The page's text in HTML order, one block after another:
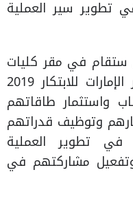
تطوير سير العملية
ستقام في مقر كليات
التقنية العليا بدبي خلال شهر الإمارات للابتكار 2019
واستثمار طاقاتهم
وتوظيف قدراتهم
في تطوير العملية
وتفعيل مشاركتهم في